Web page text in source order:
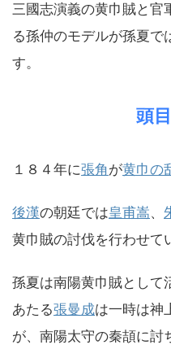
三國志演義の黄巾賊と官
る孫仲のモデルが孫夏で
す。
頭
１８４年に張角が黄巾の
後漢の朝廷では皇甫嵩、
黄巾賊の討伐を行わせて
孫夏は南陽黄巾賊として
あたる張曼成は一時は神
が、南陽太守の秦頡に討